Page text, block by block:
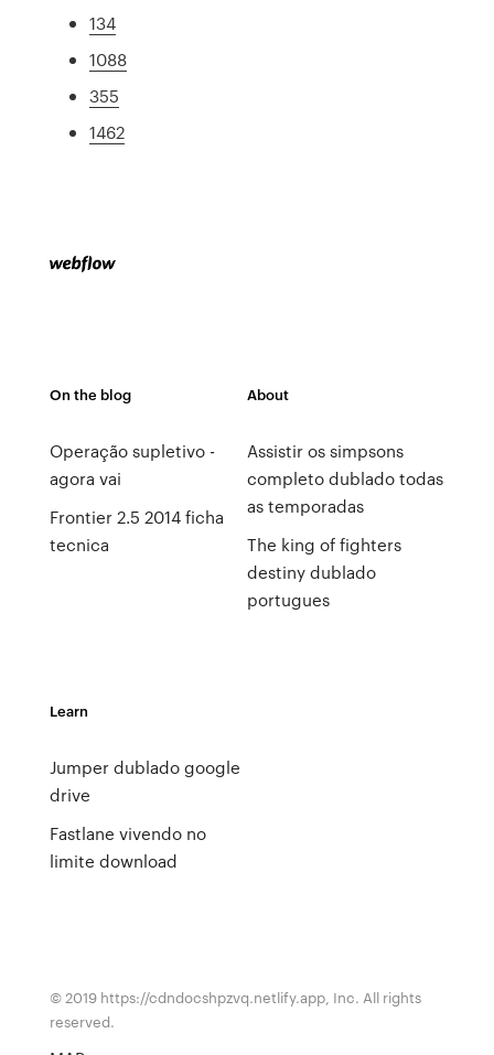
134
1088
355
1462
On the blog
Operação supletivo -
agora vai
Frontier 2.5 2014 ficha
tecnica
About
Assistir os simpsons
completo dublado todas
as temporadas
The king of fighters
destiny dublado
portugues
Learn
Jumper dublado google
drive
Fastlane vivendo no
limite download
© 2019 https://cdndocshpzvq.netlify.app, Inc. All rights
reserved.